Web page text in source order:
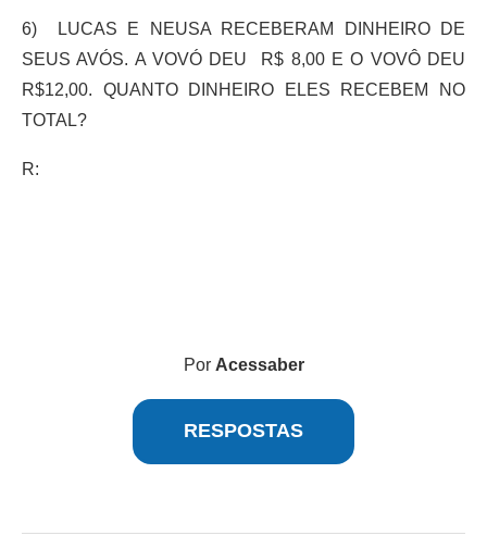
6) LUCAS E NEUSA RECEBERAM DINHEIRO DE
SEUS AVÓS. A VOVÓ DEU R$ 8,00 E O VOVÔ DEU
R$12,00. QUANTO DINHEIRO ELES RECEBEM NO
TOTAL?
R:
Por Acessaber
RESPOSTAS